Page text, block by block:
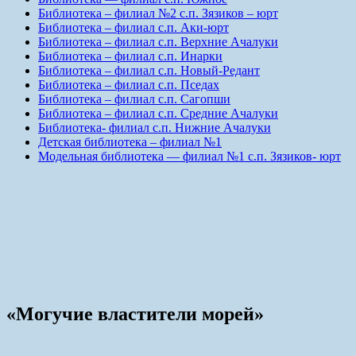
Библиотека – филиал №2 с.п. Зязиков – юрт
Библиотека – филиал с.п. Аки-юрт
Библиотека – филиал с.п. Верхние Ачалуки
Библиотека – филиал с.п. Инарки
Библиотека – филиал с.п. Новый-Редант
Библиотека – филиал с.п. Пседах
Библиотека – филиал с.п. Сагопши
Библиотека – филиал с.п. Средние Ачалуки
Библиотека- филиал с.п. Нижние Ачалуки
Детская библиотека – филиал №1
Модельная библиотека — филиал №1 с.п. Зязиков- юрт
«Могучие властители морей»